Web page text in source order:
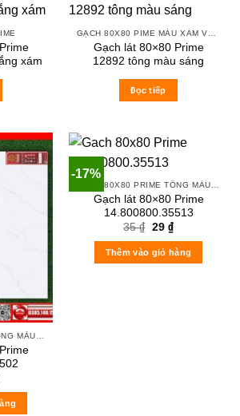
xám
Gạch lát 80×80 Prime
12892 tông màu sáng
Đọc tiếp
is:
₫.
-17%
Gạch lát 80×80 Prime
14.800800.35513
35₫ Original
price
was:
35 ₫.
29 ₫Current
price
is:
29 ₫.
Thêm vào giỏ hàng